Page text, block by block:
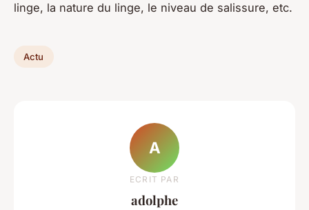
linge, la nature du linge, le niveau de salissure, etc.
Actu
A
ECRIT PAR
adolphe